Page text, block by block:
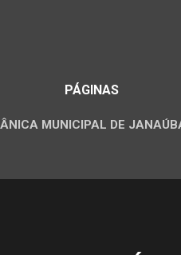
PÁGINAS
MUNICIPAL DE